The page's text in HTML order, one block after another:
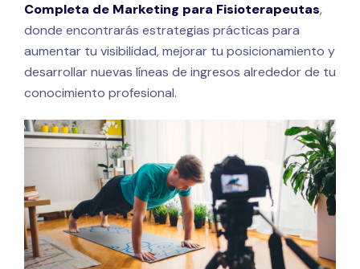
Completa de Marketing para Fisioterapeutas,
donde encontrarás estrategias prácticas para
aumentar tu visibilidad, mejorar tu posicionamiento y
desarrollar nuevas líneas de ingresos alrededor de tu
conocimiento profesional.